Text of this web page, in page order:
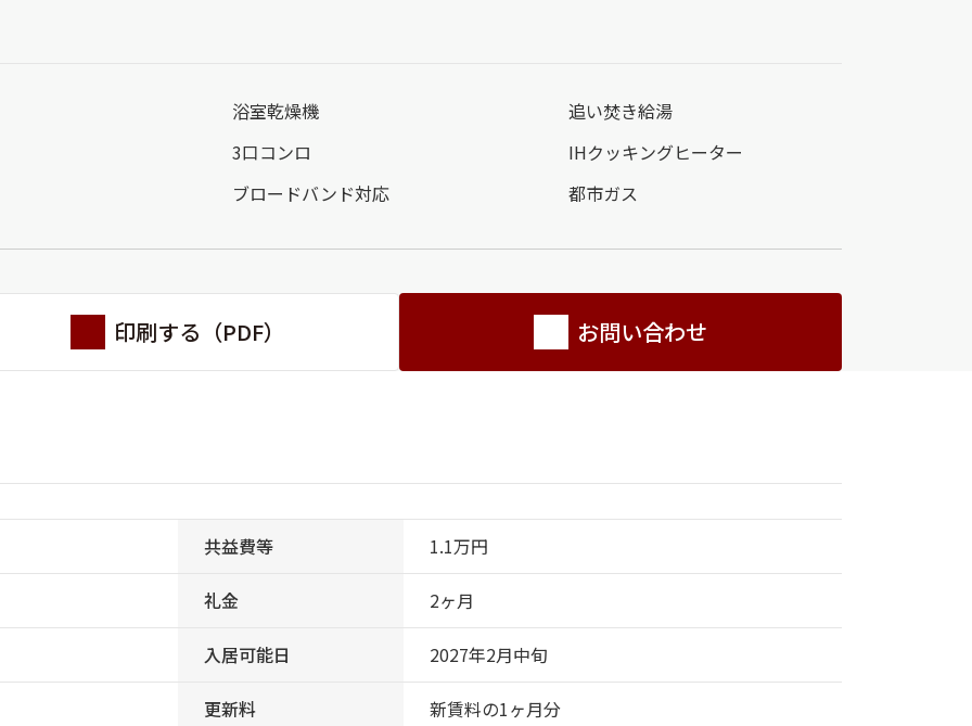
浴室乾燥機
追い焚き給湯
3口コンロ
IHクッキングヒーター
ブロードバンド対応 都市ガス
印刷する（PDF） お問い合わせ
共益費等 1.1万円
礼金 2ヶ月
入居可能日 2027年2月中旬
更新料 新賃料の1ヶ月分